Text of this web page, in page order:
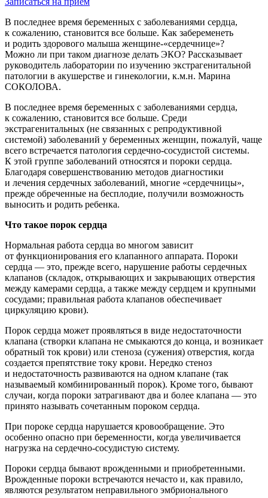
В последнее время беременных с заболеваниями сердца,
к сожалению, становится все больше. Как забеременеть
и родить здорового малыша женщине-«сердечнице»?
Можно ли при таком диагнозе делать ЭКО? Рассказывает
руководитель лаборатории по изучению экстрагенитальной
патологии в акушерстве и гинекологии, к.м.н. Марина
СОКОЛОВА.
В последнее время беременных с заболеваниями сердца,
к сожалению, становится все больше. Среди
экстрагенитальных (не связанных с репродуктивной
системой) заболеваний у беременных женщин, пожалуй, чаще
всего встречается патология сердечно-сосудистой системы.
К этой группе заболеваний относятся и пороки сердца.
Благодаря совершенствованию методов диагностики
и лечения сердечных заболеваний, многие «сердечницы»,
прежде обреченные на бесплодие, получили возможность
выносить и родить ребенка.
Что такое порок сердца
Нормальная работа сердца во многом зависит
от функционирования его клапанного аппарата. Пороки
сердца — это, прежде всего, нарушение работы сердечных
клапанов (складок, открывающих и закрывающих отверстия
между камерами сердца, а также между сердцем и крупными
сосудами; правильная работа клапанов обеспечивает
циркуляцию крови).
Порок сердца может проявляться в виде недостаточности
клапана (створки клапана не смыкаются до конца, и возникает
обратный ток крови) или стеноза (сужения) отверстия, когда
создается препятствие току крови. Нередко стеноз
и недостаточность развиваются на одном клапане (так
называемый комбинированный порок). Кроме того, бывают
случаи, когда пороки затрагивают два и более клапана — это
принято называть сочетанным пороком сердца.
При пороке сердца нарушается кровообращение. Это
особенно опасно при беременности, когда увеличивается
нагрузка на сердечно-сосудистую систему.
Пороки сердца бывают врожденными и приобретенными.
Врожденные пороки встречаются нечасто и, как правило,
являются результатом неправильного эмбрионального